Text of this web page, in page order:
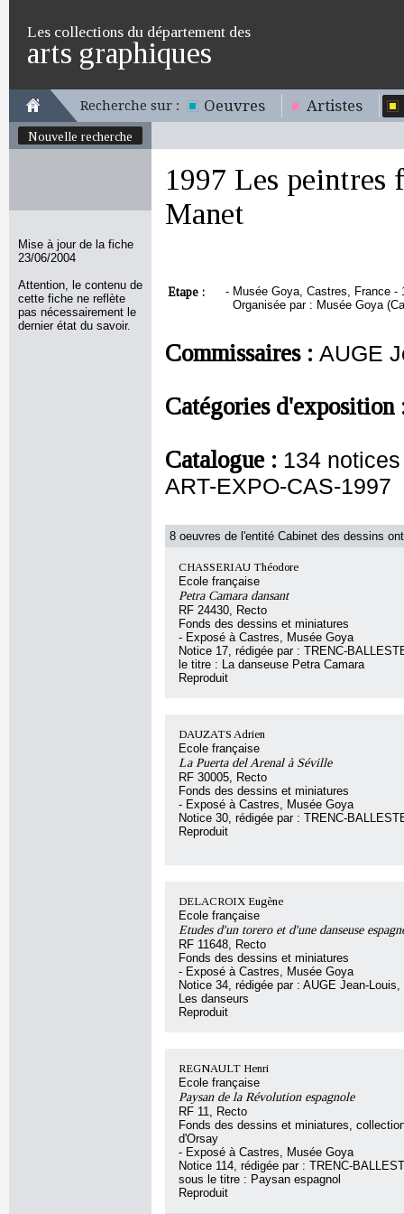
Les collections du département des
arts graphiques
Recherche sur : Oeuvres Artistes
Nouvelle recherche
Mise à jour de la fiche
23/06/2004
Attention, le contenu de
cette fiche ne reflète
pas nécessairement le
dernier état du savoir.
1997 Les peintres
Manet
Etape : - Musée Goya, Castres, France -
Organisée par : Musée Goya
Commissaires : AUGE
Catégories
Catalogue : 134
ART-EXPO-CAS-1997
8 oeuvres de l'entité Cabinet des dessins
CHASSERIAU Théodore
Ecole française
Petra Camara dansant
RF 24430, Recto
Fonds des dessins et miniatures
- Exposé à Castres, Musée Goya
Notice 17, rédigée par : TRENC-
le titre : La danseuse Petra Camara
Reproduit
DAUZATS Adrien
Ecole française
La Puerta del Arenal à Séville
RF 30005, Recto
Fonds des dessins et miniatures
- Exposé à Castres, Musée Goya
Notice 30, rédigée par : TRENC-
Reproduit
DELACROIX Eugène
Ecole française
Etudes d'un torero et d'une danseuse
RF 11648, Recto
Fonds des dessins et miniatures
- Exposé à Castres, Musée Goya
Notice 34, rédigée par : AUGE Jean-
Les danseurs
Reproduit
REGNAULT Henri
Ecole française
Paysan de la Révolution espagnole
RF 11, Recto
Fonds des dessins et miniatures,
d'Orsay
- Exposé à Castres, Musée Goya
Notice 114, rédigée par : TRENC-
sous le titre : Paysan espagnol
Reproduit